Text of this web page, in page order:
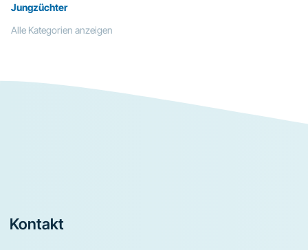
Jungzüchter
Alle Kategorien anzeigen
Footer
Kontakt